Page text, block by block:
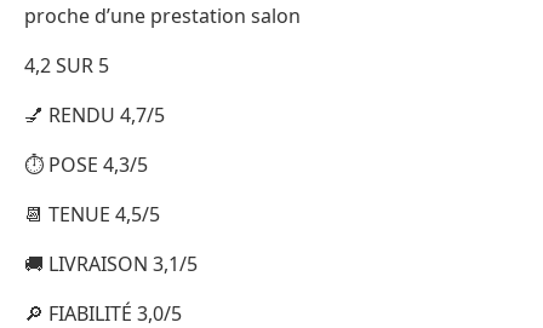
proche d’une prestation salon
4,2 SUR 5
💅 RENDU 4,7/5
⏱️ POSE 4,3/5
📆 TENUE 4,5/5
🚚 LIVRAISON 3,1/5
🔎 FIABILITÉ 3,0/5